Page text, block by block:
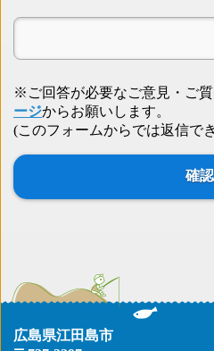
※ご回答が必要なご意見・ご質
ージからお願いします。
(このフォームからでは返信で
広島県江田島市